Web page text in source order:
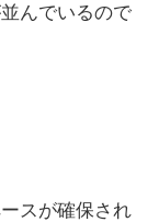
んでいるので
スが確保され